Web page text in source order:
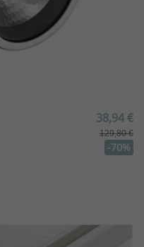
38,94 €
129,80 €
-70%